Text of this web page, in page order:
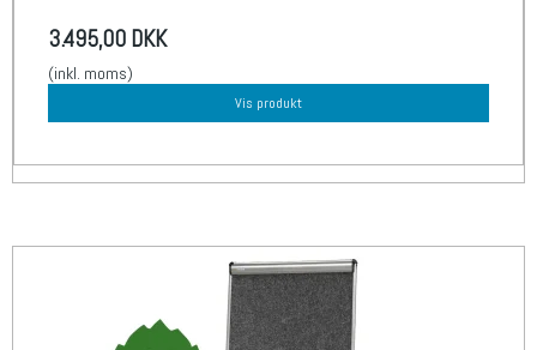
3.495,00 DKK
(inkl. moms)
Vis produkt